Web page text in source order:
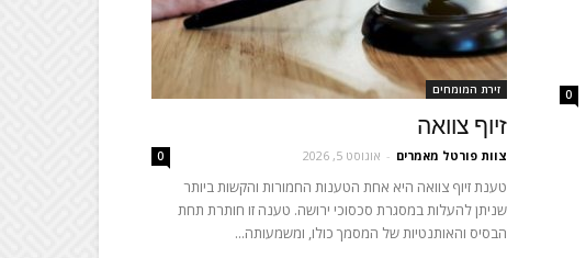
0 זירת המומחים
זיוף צוואה
צוות פורטל מאמרים - אוגוסט 5, 2026 0
טענת זיוף צוואה היא אחת הטענות החמורות והקשות ביותר
שניתן להעלות במסגרת סכסוכי ירושה. טענה זו חותרת תחת
הבסיס והאותנטיות של המסמך כולו, ומשמעותה...